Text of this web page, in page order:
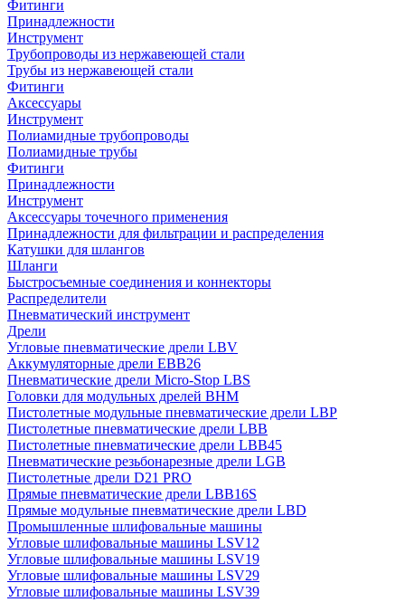
Фитинги
Принадлежности
Инструмент
Трубопроводы из нержавеющей стали
Трубы из нержавеющей стали
Фитинги
Аксессуары
Инструмент
Полиамидные трубопроводы
Полиамидные трубы
Фитинги
Принадлежности
Инструмент
Аксессуары точечного применения
Принадлежности для фильтрации и распределения
Катушки для шлангов
Шланги
Быстросъемные соединения и коннекторы
Распределители
Пневматический инструмент
Дрели
Угловые пневматические дрели LBV
Аккумуляторные дрели EBB26
Пневматические дрели Micro-Stop LBS
Головки для модульных дрелей BHM
Пистолетные модульные пневматические дрели LBP
Пистолетные пневматические дрели LBB
Пистолетные пневматические дрели LBB45
Пневматические резьбонарезные дрели LGB
Пистолетные дрели D21 PRO
Прямые пневматические дрели LBB16S
Прямые модульные пневматические дрели LBD
Промышленные шлифовальные машины
Угловые шлифовальные машины LSV12
Угловые шлифовальные машины LSV19
Угловые шлифовальные машины LSV29
Угловые шлифовальные машины LSV39